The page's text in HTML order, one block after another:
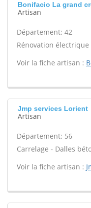
Bonifacio La grand
Artisan
Département: 42
Rénovation
Voir la fiche artisan :
Jmp services Lorient
Artisan
Département: 56
Carrelage - Dalles
Voir la fiche artisan :